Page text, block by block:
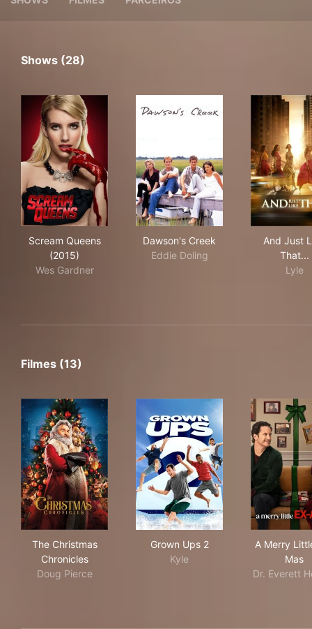
Shows (28)
Scream Queens
(2015)
Wes Gardner
Dawson's Creek
Eddie Doling
And Just
That...
Lyle
Filmes (13)
The Christmas
Chronicles
Doug Pierce
Grown Ups 2
Kyle
A Merry
Mas
Dr. Everett